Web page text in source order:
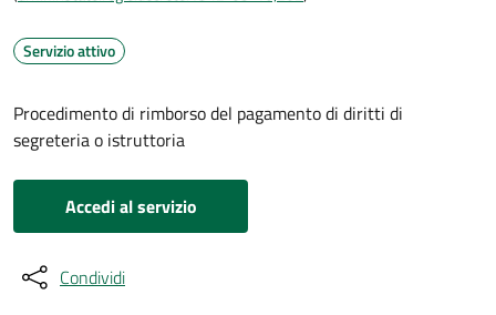
Servizio attivo
Procedimento di rimborso del pagamento di diritti di
segreteria o istruttoria
Accedi al servizio
Condividi